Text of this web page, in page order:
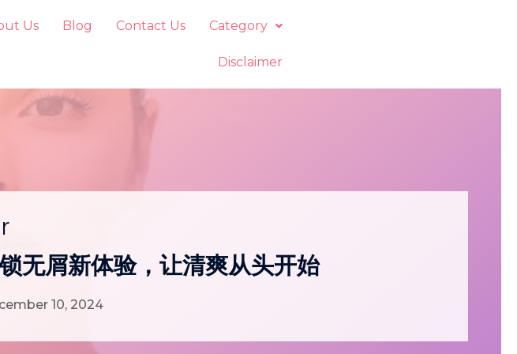
Us Blog Contact Us Category
Disclaimer
无屑新体验，让清爽从头开始
10, 2024